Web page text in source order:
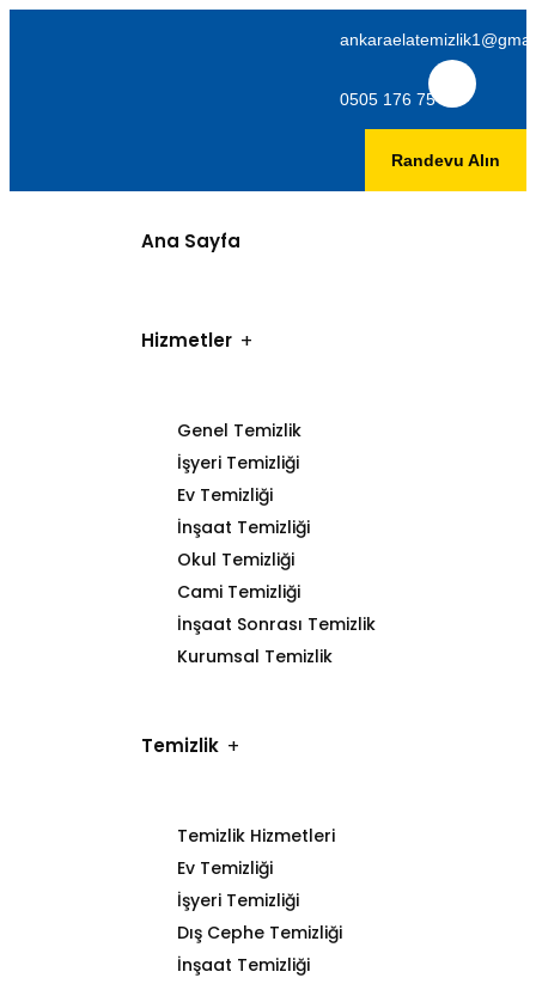
0505 176 75 06
Randevu Alın
Ana Sayfa
Hizmetler
Genel Temizlik
İşyeri Temizliği
Ev Temizliği
İnşaat Temizliği
Okul Temizliği
Cami Temizliği
İnşaat Sonrası Temizlik
Kurumsal Temizlik
Temizlik
Temizlik Hizmetleri
Ev Temizliği
İşyeri Temizliği
Dış Cephe Temizliği
İnşaat Temizliği